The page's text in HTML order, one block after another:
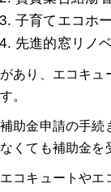
子育てエコホ
先進的窓リノ
があり、エコキュ
す。
補助金申請の手続
なくても補助金を
エコキュートやエ